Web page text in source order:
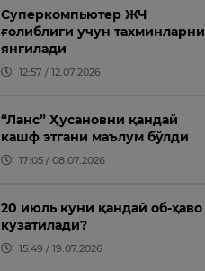
Суперкомпьютер ЖЧ
ғолиблиги учун тахминларни
янгилади
12:57 / 12.07.2026
“Ланс” Ҳусановни қандай
кашф этгани маълум бўлди
17:05 / 08.07.2026
20 июль куни қандай об-ҳаво
кузатилади?
15:49 / 19.07.2026